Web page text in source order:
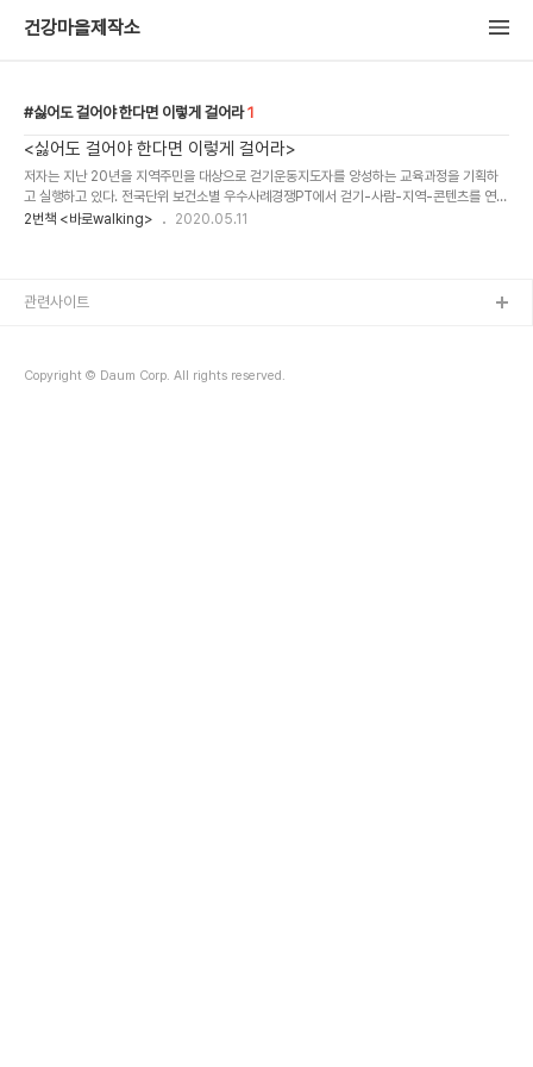
건강마을제작소
싫어도 걸어야 한다면 이렇게 걸어라 1
<싫어도 걸어야 한다면 이렇게 걸어라>
저자는 지난 20년을 지역주민을 대상으로 걷기운동지도자를 양성하는 교육과정을 기획하
고 실행하고 있다. 전국단위 보건소별 우수사례경쟁PT에서 걷기-사람-지역-콘텐츠를 연결
하는 아이디어의 참신성과 변혁과정에 대해서 좋은 평가를 받고 있다. 2007년 전국 최초로
리 강조하는 것이 있다. 바로 근육이다. 인간다움은 움직임에서 오고 움직임은 근육에서 오
2번책 <바로walking> 2020.05.11
Copyright © Daum Corp. All rights reserved.
관련사이트